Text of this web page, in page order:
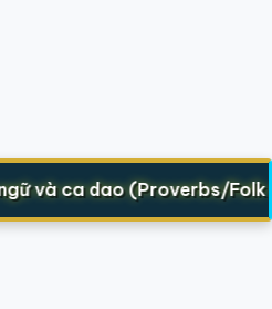
và ca dao (Proverbs/Folk